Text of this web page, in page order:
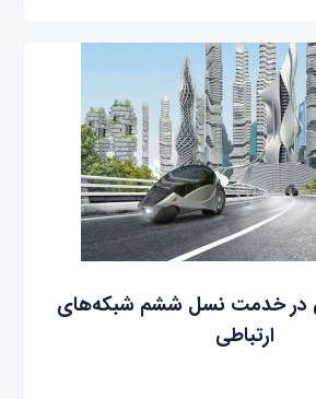
خدمت نسل ششم شبکه‌های
ارتباطی